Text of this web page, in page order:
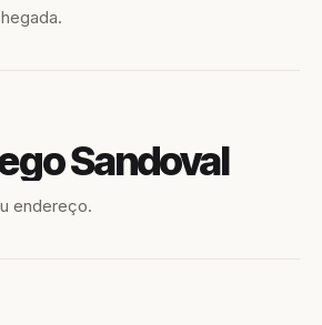
Sandoval
endereço.